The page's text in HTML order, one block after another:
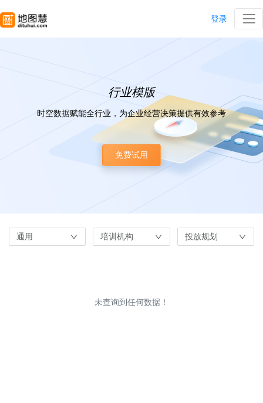
登录
行业模版
时空数据赋能全行业，为企业经营决策提供有效参考
免费试用
通用 培训机构 投放规划
未查询到任何数据！